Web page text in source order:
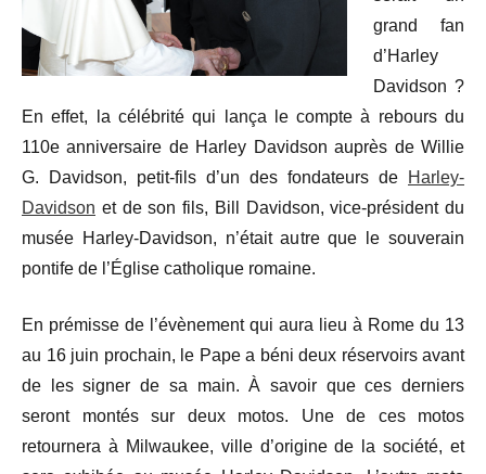
grand fan
d’Harley
Davidson ?
En effet, la célébrité qui lança le compte à rebours du
110e anniversaire de Harley Davidson auprès de Willie
G. Davidson, petit-fils d’un des fondateurs de
Harley-
Davidson et de son fils, Bill Davidson, vice-président du
musée Harley-Davidson, n’était autre que le souverain
pontife de l’Église catholique romaine.
En prémisse de l’évènement qui aura lieu à Rome du 13
au 16 juin prochain, le Pape a béni deux réservoirs avant
de les signer de sa main. À savoir que ces derniers
seront montés sur deux motos. Une de ces motos
retournera à Milwaukee, ville d’origine de la société, et